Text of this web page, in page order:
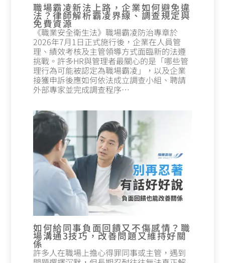
職場霸凌新法上路，企業如何避免違
法？律師解析霸凌界線、調查規定與
免費資源
《職業安全衛生法》職場霸凌防治專章於
2026年7月1日正式施行後，企業在人員管
理、績效考核及主管領導方式面臨新的法遵
挑戰。許多HR與管理者最關心的是「哪些管
理行為可能被認定為職場霸凌」，以及企業
接獲申訴後應如何依法成立調查小組、聘請
外部專家並完成調查程序…
如何給同事負面回饋又不傷感情？職
場溝通3技巧，改善問題又維持好關
係
許多人在職場上擔心得罪同事或主管，遇到